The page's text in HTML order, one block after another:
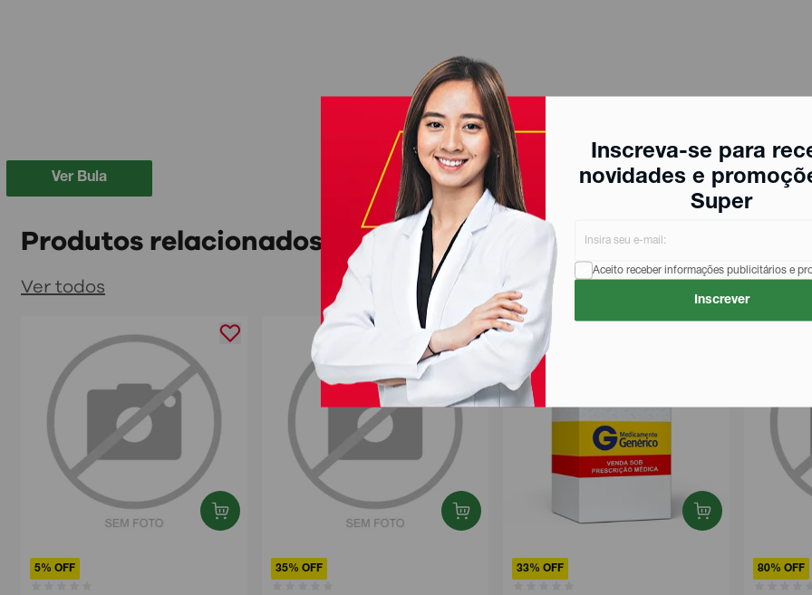
Inscreva-se para
novidades e
Super
Aceito receber informações publicitários e
Inscrever
Ver Bula
Produtos relacionados
Ver todos
5% OFF 35% OFF 33% OFF 80% OFF